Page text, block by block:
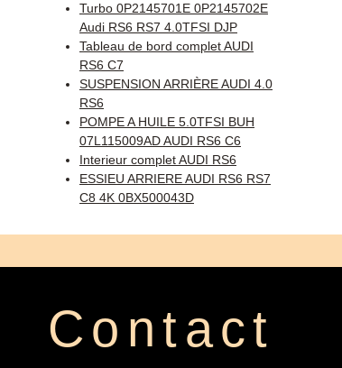
Turbo 0P2145701E 0P2145702E
Audi RS6 RS7 4.0TFSI DJP
Tableau de bord complet AUDI
RS6 C7
SUSPENSION ARRIÈRE AUDI 4.0
RS6
POMPE A HUILE 5.0TFSI BUH
07L115009AD AUDI RS6 C6
Interieur complet AUDI RS6
ESSIEU ARRIERE AUDI RS6 RS7
C8 4K 0BX500043D
Contact